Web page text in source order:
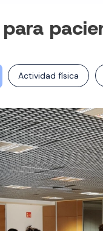
Actividad física